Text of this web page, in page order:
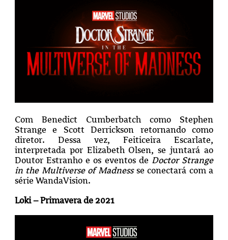
Com Benedict Cumberbatch como Stephen
Strange e Scott Derrickson retornando como
diretor. Dessa vez, Feiticeira Escarlate,
interpretada por Elizabeth Olsen, se juntará ao
Doutor Estranho e os eventos de Doctor Strange
in the Multiverse of Madnessse conectará com a
série WandaVision.
Loki – Primavera de 2021